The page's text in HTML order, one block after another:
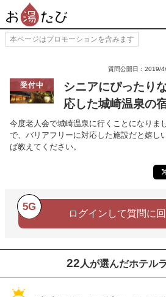
本ページはプロモーションを含みます
質問公開日：2019/
受付中
シニアにぴったり
応した城崎温泉の
今度老人会で城崎温泉に行くことになりま
で、バリアフリーに対応した施設だと嬉し
ば教えてください。
5G
ログインして質問に
22 人が選んだホテル